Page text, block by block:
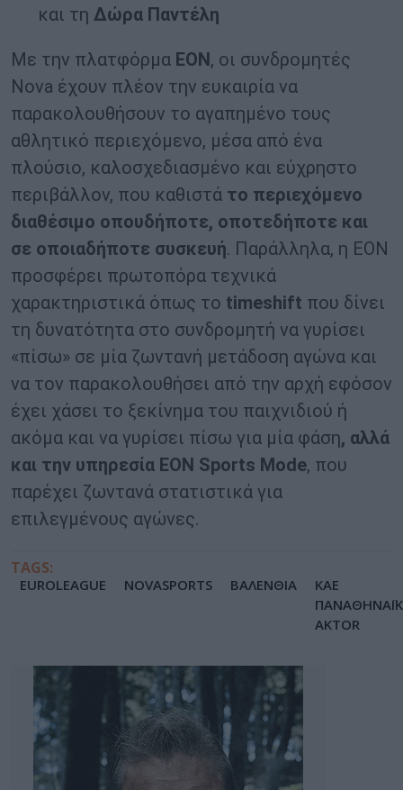
και τη Δώρα Παντέλη
Με την πλατφόρμα EON , οι συνδρομητές
Nova έχουν πλέον την ευκαιρία να
παρακολουθήσουν το αγαπημένο τους
αθλητικό περιεχόμενο, μέσα από ένα
πλούσιο, καλοσχεδιασμένο και εύχρηστο
περιβάλλον, που καθιστά το περιεχόμενο
διαθέσιμο οπουδήποτε, οποτεδήποτε και
σε οποιαδήποτε συσκευή. Παράλληλα, η ΕΟΝ
προσφέρει πρωτοπόρα τεχνικά
χαρακτηριστικά όπως το timeshift που δίνει
τη δυνατότητα στο συνδρομητή να γυρίσει
«πίσω» σε μία ζωντανή μετάδοση αγώνα και
να τον παρακολουθήσει από την αρχή εφόσον
έχει χάσει το ξεκίνημα του παιχνιδιού ή
ακόμα και να γυρίσει πίσω για μία φάση, αλλά
και την υπηρεσία EON Sports Mode, που
παρέχει ζωντανά στατιστικά για
επιλεγμένους αγώνες.
TAGS:
EUROLEAGUE NOVASPORTS ΒΑΛΕΝΘΙΑ
ΚΑΕ
AKTOR